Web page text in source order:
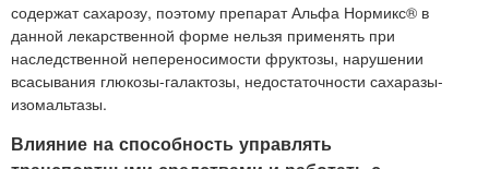
содержат сахарозу, поэтому препарат Альфа Нормикс® в
данной лекарственной форме нельзя применять при
наследственной непереносимости фруктозы, нарушении
всасывания глюкозы-галактозы, недостаточности сахаразы-
изомальтазы.
Влияние на способность управлять